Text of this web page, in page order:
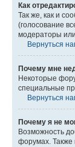
Как
Так же, как и
(голосование
модераторы
Вернуться
Почему мне
Некоторые
специальные
Вернуться
Почему я не
Возможность
форумах. Также